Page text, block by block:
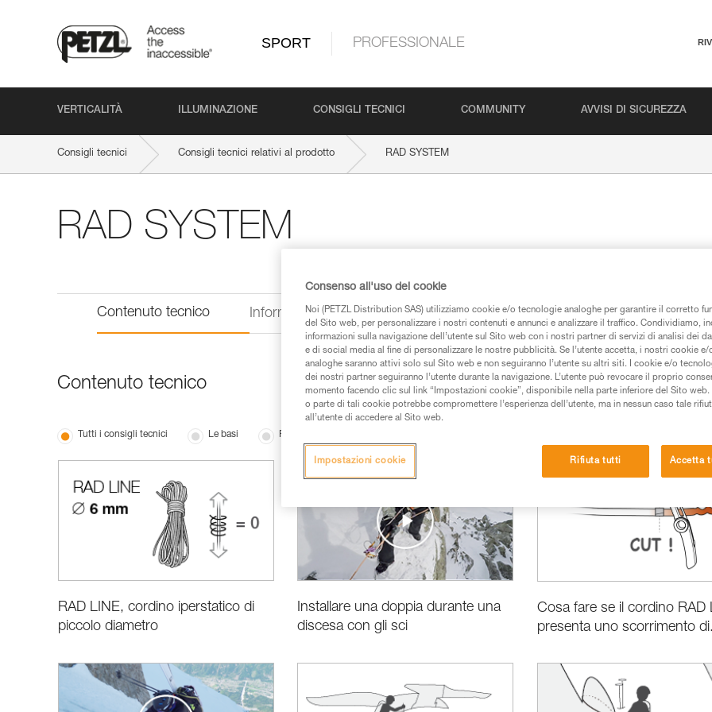
SPORT PROFESSIONALE
VERTICALITÀ ILLUMINAZIONE CONSIGLI TECNICI COMMUNITY AVVISI DI SICUREZZA
Consigli tecnici Consigli tecnici relativi al prodotto RAD SYSTEM
RAD SYSTEM
Contenuto tecnico Informazioni tecniche
Contenuto tecnico
Tutti i consigli tecnici Le basi Prestazioni e informazioni prodotti
RAD LINE, cordino iperstatico di
piccolo diametro
Installare una doppia durante una
discesa con gli sci
Cosa fare se il cordino RAD
presenta uno scorrimento
Consenso all'uso dei cookie
Noi (PETZL Distribution SAS) utilizziamo cookie e/o tecnologie analoghe per garantire il corretto
del Sito web, per personalizzare i nostri contenuti e annunci e analizzare il traffico. Condividiamo,
informazioni sulla navigazione dell’utente sul Sito web con i nostri partner di servizi di analisi dei
e di social media al fine di personalizzare le nostre pubblicità. Se l’utente accetta, i nostri cookie
analoghe saranno attivi solo sul Sito web e non seguiranno l’utente su altri siti. I cookie e/o
dei nostri partner seguiranno l’utente durante la navigazione. L’utente può revocare il proprio
momento facendo clic sul link “Impostazioni cookie”, disponibile nella parte inferiore del Sito
o parte di tali cookie potrebbe compromettere l’esperienza dell’utente, ma in nessun caso tale
all’utente di accedere al Sito web.
Rifiuta tutti Accetta
Impostazioni cookie